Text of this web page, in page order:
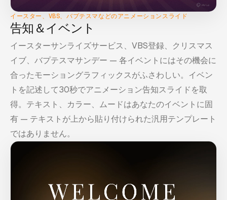
イースター、VBS、バプテスマなどのアニメーションスライド
告知＆イベント
イースターサンライズサービス、VBS登録、クリスマス
イブ、バプテスマサンデー — 各イベントにはその機会に
合ったモーショングラフィックスがふさわしい。イベン
トを記述して30秒でアニメーション告知スライドを取
得。テキスト、カラー、ムードはあなたのイベントに固
有 — テキストが上から貼り付けられた汎用テンプレート
ではありません。